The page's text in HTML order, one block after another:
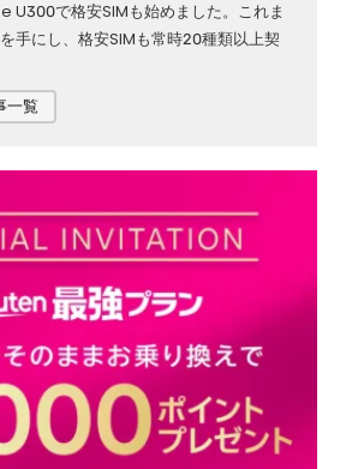
で格安SIMも始めました。これま
手にし、格安SIMも常時20種類以上契
覧